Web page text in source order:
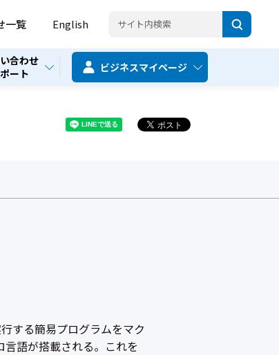
一覧 English
合わせ
ート
ビジネスマイページ
する簡易プログラムをマク
語が搭載される。これを